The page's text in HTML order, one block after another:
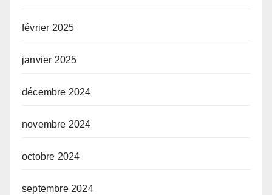
février 2025
janvier 2025
décembre 2024
novembre 2024
octobre 2024
septembre 2024